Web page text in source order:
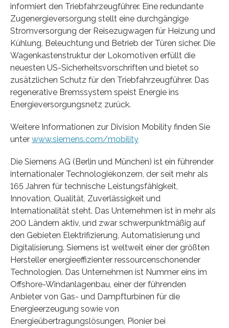
informiert den Triebfahrzeugführer. Eine redundante
Zugenergieversorgung stellt eine durchgängige
Stromversorgung der Reisezugwagen für Heizung und
Kühlung, Beleuchtung und Betrieb der Türen sicher. Die
Wagenkastenstruktur der Lokomotiven erfüllt die
neuesten US-Sicherheitsvorschriften und bietet so
zusätzlichen Schutz für den Triebfahrzeugführer. Das
regenerative Bremssystem speist Energie ins
Energieversorgungsnetz zurück.
Weitere Informationen zur Division Mobility finden Sie
unter www.siemens.com/mobility
Die Siemens AG (Berlin und München) ist ein führender
internationaler Technologiekonzern, der seit mehr als
165 Jahren für technische Leistungsfähigkeit,
Innovation, Qualität, Zuverlässigkeit und
Internationalität steht. Das Unternehmen ist in mehr als
200 Ländern aktiv, und zwar schwerpunktmäßig auf
den Gebieten Elektrifizierung, Automatisierung und
Digitalisierung. Siemens ist weltweit einer der größten
Hersteller energieeffizienter ressourcenschonender
Technologien. Das Unternehmen ist Nummer eins im
Offshore-Windanlagenbau, einer der führenden
Anbieter von Gas- und Dampfturbinen für die
Energieerzeugung sowie von
Energieübertragungslösungen, Pionier bei